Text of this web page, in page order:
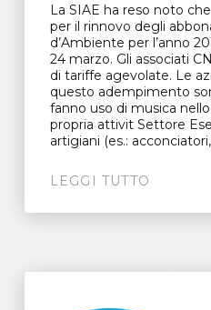
La SIAE ha reso noto
per il rinnovo degli
d’Ambiente per l’anno
24 marzo. Gli associati
di tariffe agevolate. Le
questo adempimento
fanno uso di musica
propria attivit Settore
artigiani (es.:
LEGGI TUTTO